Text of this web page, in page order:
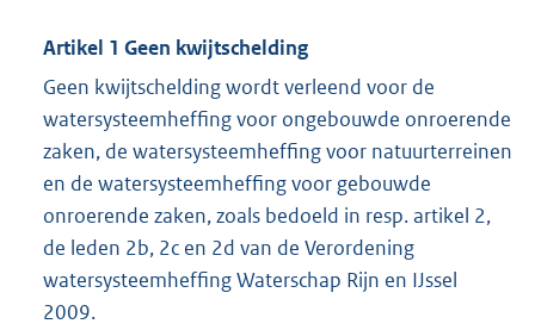
Artikel 1 Geen kwijtschelding
Geen kwijtschelding wordt verleend voor de
watersysteemheffing voor ongebouwde onroerende
zaken, de watersysteemheffing voor natuurterreinen
en de watersysteemheffing voor gebouwde
onroerende zaken, zoals bedoeld in resp. artikel 2,
de leden 2b, 2c en 2d van de Verordening
watersysteemheffing Waterschap Rijn en IJssel
2009.